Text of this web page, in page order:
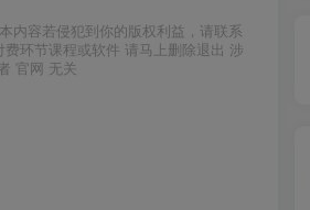
内容若侵犯到你的版权利益，请联系
环节课程或软件 请马上删除退出 涉
官网 无关